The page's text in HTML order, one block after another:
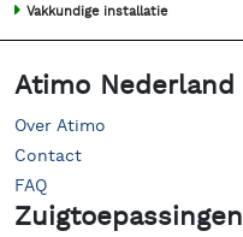
Vakkundige installatie
Atimo Nederland
Over Atimo
Contact
FAQ
Zuigtoepassingen